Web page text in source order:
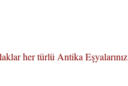
her türlü Antika Eşyalarınız